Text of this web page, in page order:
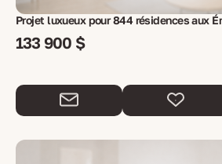
Projet luxueux pour 844 résidences aux
133 900 $